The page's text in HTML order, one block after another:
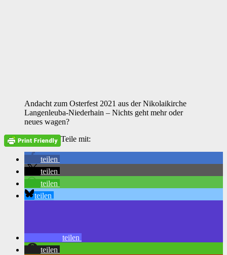
Andacht zum Osterfest 2021 aus der Nikolaikirche
Langenleuba-Niederhain – Nichts geht mehr oder
neues wagen?
Teile mit:
teilen
teilen
teilen
teilen
teilen
teilen